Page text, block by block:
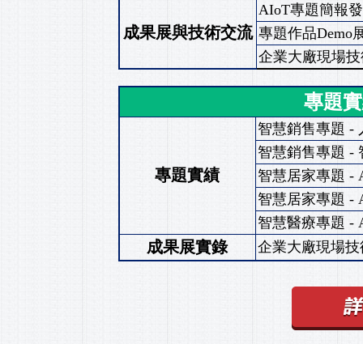
成果展與技術交流
AIoT專題簡報
專題作品Demo
企業大廠現場
專題
專題實績
智慧銷售專題 -
智慧銷售專題 -
智慧居家專題 -
智慧居家專題 -
智慧醫療專題 -
成果展實錄 企業大廠現場